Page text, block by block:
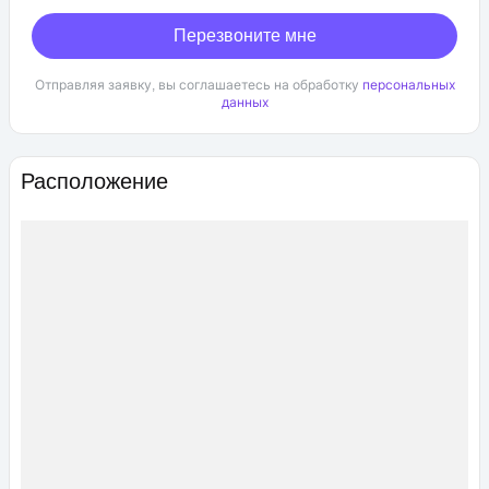
Расположение
Перезвоните мне
Отправляя заявку, вы соглашаетесь на обработку персональных
данных